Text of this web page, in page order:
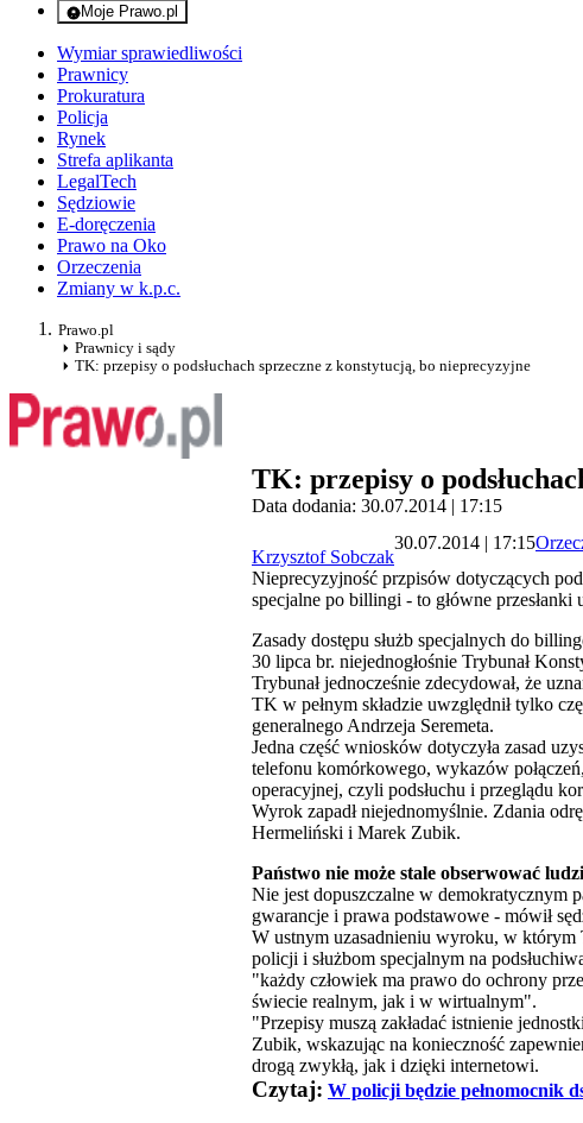
Moje Prawo.pl
- rejestracja i logowanie do serwisu
Wymiar sprawiedliwości
Prawnicy
Prokuratura
Policja
Rynek
Strefa aplikanta
LegalTech
Sędziowie
E-doręczenia
Prawo na Oko
Orzeczenia
Zmiany w k.p.c.
Prawo.pl
Prawnicy i sądy
TK: przepisy o podsłuchach sprzeczne z konstytucją, bo nieprecyzyjne
TK: przepisy o
Data dodania: 30.07.2014 | 17:15
Krzysztof Sobczak
30.07.2014 | 17:15
Nieprecyzyjność przpisów dotyczących
specjalne po billingi - to główne
Zasady dostępu służb specjalnych do
30 lipca br. niejednogłośnie Trybunał
Trybunał jednocześnie zdecydował, że
TK w pełnym składzie uwzględnił tylko
generalnego Andrzeja Seremeta.
Jedna część wniosków dotyczyła zasad
telefonu komórkowego, wykazów
operacyjnej, czyli podsłuchu i przeglądu
Wyrok zapadł niejednomyślnie. Zdania
Hermeliński i Marek Zubik.
Państwo nie może stale obserwować ludzi
Nie jest dopuszczalne w demokratycznym
gwarancje i prawa podstawowe - mówił
W ustnym uzasadnieniu wyroku, w którym
policji i służbom specjalnym na
"każdy człowiek ma prawo do ochrony
świecie realnym, jak i w wirtualnym".
"Przepisy muszą zakładać istnienie
Zubik, wskazując na konieczność
drogą zwykłą, jak i dzięki internetowi.
Czytaj: W policji będzie pełnomocnik